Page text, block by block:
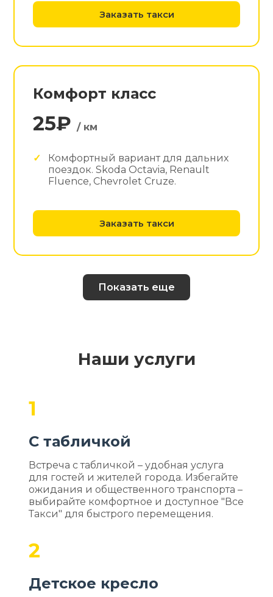
Заказать такси
Комфорт класс
25₽/ км
Комфортный вариант для дальних
поездок. Skoda Octavia, Renault
Fluence, Chevrolet Cruze.
Заказать такси
Показать еще
Наши услуги
1
С табличкой
Встреча с табличкой – удобная услуга
для гостей и жителей города. Избегайте
ожидания и общественного транспорта –
выбирайте комфортное и доступное "Все
Такси" для быстрого перемещения.
2
Детское кресло